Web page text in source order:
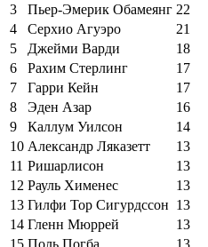
3
Пьер-Эмерик Обамеянг 22
4
Серхио Агуэро
21
5
Джейми Варди
18
6
Рахим Стерлинг
17
7
Гарри Кейн
17
8
Эден Азар
16
9
Каллум Уилсон
14
10 Александр Ляказетт
13
11 Ришарлисон
13
12 Рауль Хименес
13
13 Гилфи Тор Сигурдссон 13
14 Гленн Мюррей
13
15 Поль Погба 13